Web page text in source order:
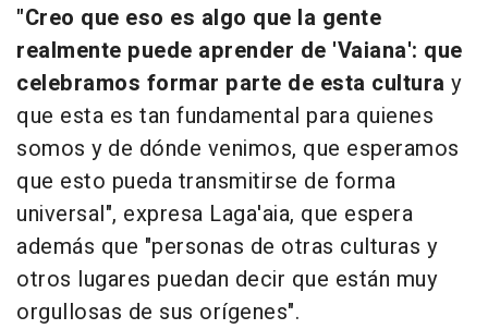
"Creo que eso es algo que la gente
realmente puede aprender de 'Vaiana': que
celebramos formar parte de esta cultura y
que esta es tan fundamental para quienes
somos y de dónde venimos, que esperamos
que esto pueda transmitirse de forma
universal", expresa Laga'aia, que espera
además que "personas de otras culturas y
otros lugares puedan decir que están muy
orgullosas de sus orígenes".